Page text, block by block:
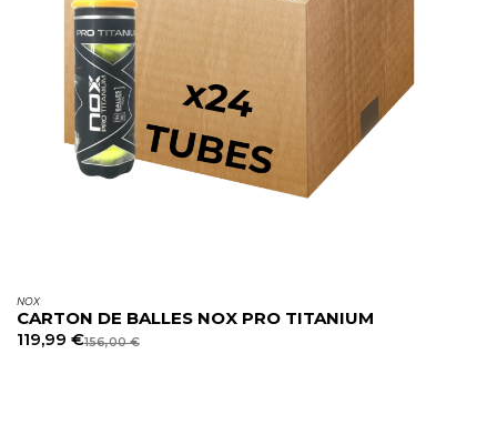
NOX
CARTON DE BALLES NOX PRO TITANIUM
119,99 €156,00€